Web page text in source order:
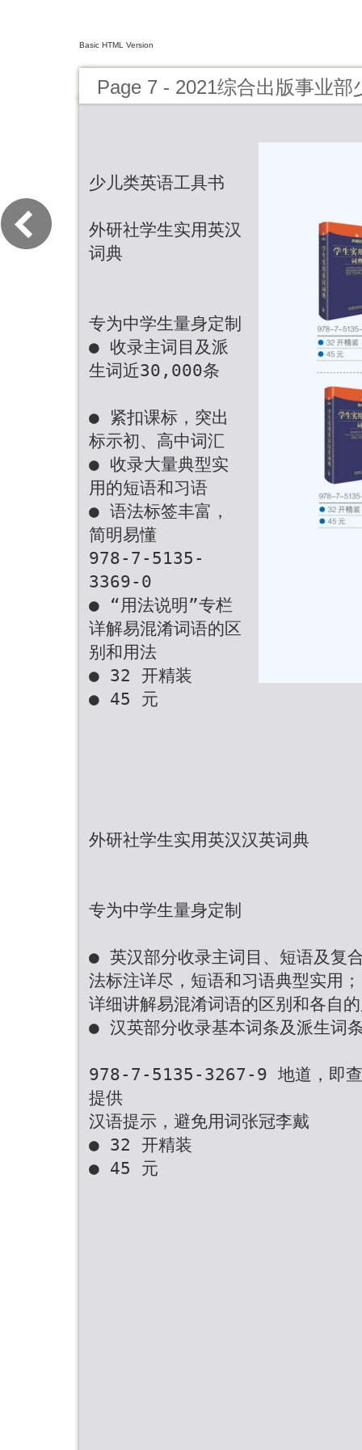
Basic HTML Version
Page 7 - 2021综合出版事业部
少儿类英语工具书
外研社学生实用英汉
词典
专为中学生量身定制
● 收录主词目及派
生词近30,000条
● 紧扣课标，突出
标示初、高中词汇
● 收录大量典型实
用的短语和习语
● 语法标签丰富，
简明易懂
978-7-5135-
3369-0
● “用法说明”专栏
详解易混淆词语的区
别和用法
● 32 开精装
● 45 元
外研社学生实用英汉汉英词典
专为中学生量身定制
● 英汉部分收录主词目、短语及
法标注详尽，短语和习语典型实用
详细讲解易混淆词语的区别和各自
● 汉英部分收录基本词条及派生词
978-7-5135-3267-9 地道，即查
提供
汉语提示，避免用词张冠李戴
● 32 开精装
● 45 元